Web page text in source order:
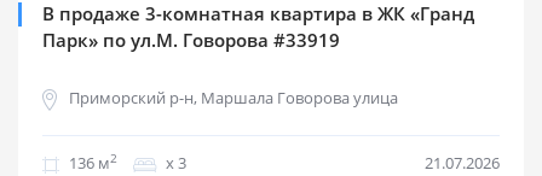
В продаже 3-комнатная квартира в ЖК «Гранд
Парк» по ул.М. Говорова #33919
Приморский р-н, Маршала Говорова улица
136 м2 х 3 21.07.2026